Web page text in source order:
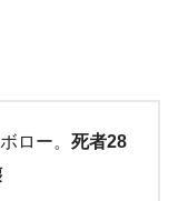
ロー。 死者28